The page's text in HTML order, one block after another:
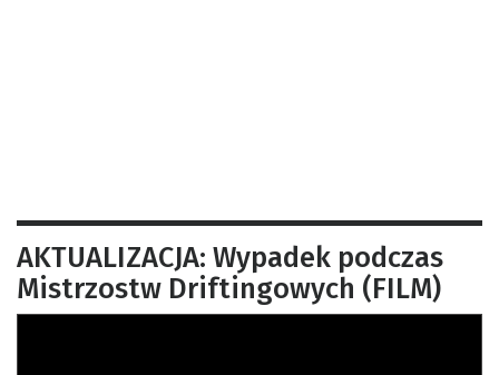
AKTUALIZACJA: Wypadek podczas
Mistrzostw Driftingowych (FILM)